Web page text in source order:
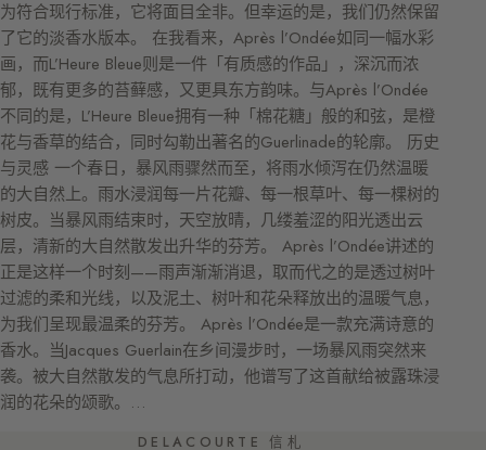
为符合现行标准，它将面目全非。但幸运的是，我们仍然保留
了它的淡香水版本。 在我看来，Après l’Ondée如同一幅水彩
画，而L’Heure Bleue则是一件「有质感的作品」，深沉而浓
郁，既有更多的苔藓感，又更具东方韵味。与Après l’Ondée
不同的是，L’Heure Bleue拥有一种「棉花糖」般的和弦，是橙
花与香草的结合，同时勾勒出著名的Guerlinade的轮廓。 历史
与灵感 一个春日，暴风雨骤然而至，将雨水倾泻在仍然温暖
的大自然上。雨水浸润每一片花瓣、每一根草叶、每一棵树的
树皮。当暴风雨结束时，天空放晴，几缕羞涩的阳光透出云
层，清新的大自然散发出升华的芬芳。 Après l’Ondée讲述的
正是这样一个时刻——雨声渐渐消退，取而代之的是透过树叶
过滤的柔和光线，以及泥土、树叶和花朵释放出的温暖气息，
为我们呈现最温柔的芬芳。 Après l’Ondée是一款充满诗意的
香水。当Jacques Guerlain在乡间漫步时，一场暴风雨突然来
袭。被大自然散发的气息所打动，他谱写了这首献给被露珠浸
润的花朵的颂歌。…
DELACOURTE 信札